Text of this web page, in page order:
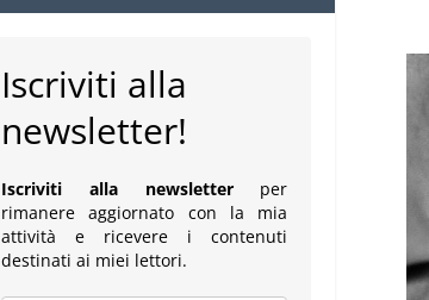
Iscriviti alla
newsletter!
Iscriviti alla newsletterper
rimanere aggiornato con la mia
attività e ricevere i contenuti
destinati ai miei lettori.